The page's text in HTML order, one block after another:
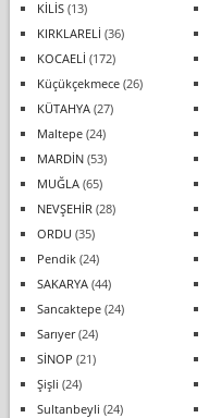
KİLİS(13)
KIRKLARELİ (36)
KOCAELİ (172)
Küçükçekmece(26)
KÜTAHYA(27)
Maltepe(24)
MARDİN(53)
MUĞLA(65)
NEVŞEHİR (28)
ORDU (35)
Pendik(24)
SAKARYA(44)
Sancaktepe(24)
Sarıyer(24)
SİNOP (21)
Şişli (24)
Sultanbeyli (24)